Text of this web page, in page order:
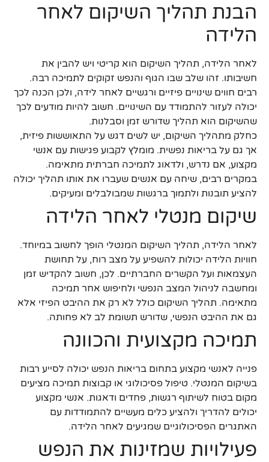
הבנת תהליך השיקום לאחר
הלידה
לאחר הלידה, תהליך השיקום הוא קריטי ויש להבין את
חשיבותו. זהו שלב שבו הגוף והנפש זקוקים לתמיכה רבה.
רבים חווים שינויים פיזיים ורגשיים לאחר לידה, ולכן הכנה לכך
יכולה לעזור להתמודד עם השינויים. חשוב להיות מודעים לכך
שהשיקום הוא תהליך שדורש זמן וסבלנות.
כחלק מתהליך השיקום, יש לשים דגש על התאוששות פיזית,
אך גם על בריאות נפשית. מומלץ לקבוע פגישות עם אנשי
מקצוע, אם נדרש, ולדאוג לתמיכה חברתית מתאימה.
במקרים רבים, שיחה עם אנשים שעברו את אותו תהליך יכולה
להציע תובנות ולתמוך ברגשות שמבולבלים ומעיקים.
שיקום מנטלי לאחר הלידה
לאחר הלידה, תהליך השיקום המנטלי הופך לחשוב במיוחד.
חוויות הלידה יכולות להשפיע על מצב רוח, על תחושת
העצמאות ועל הקשרים החברתיים. לכן, חשוב להקדיש זמן
ומחשבה לניהול המצב הנפשי ולחיפוש אחר תמיכה
מתאימה. תהליך השיקום כולל לא רק את ההיבט הפיזי אלא
גם את ההיבט הנפשי, שדורש תשומת לב לא פחותה.
תמיכה מקצועית והכוונה
פנייה לאנשי מקצוע בתחום בריאות הנפש יכולה לסייע רבות
בשיקום המנטלי. טיפול פסיכולוגי או קבוצות תמיכה מציעים
מקום בטוח לשיתוף רגשות, פחדים ודאגות. אנשי מקצוע
יכולים להדריך ולהציע כלים מעשיים להתמודדות עם
האתגרים הפסיכולוגיים שמגיעים לאחר הלידה.
פעילויות שמזינות את הנפש